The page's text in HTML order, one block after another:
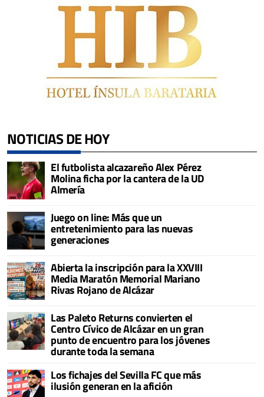
NOTICIAS DE HOY
El futbolista alcazareño Alex Pérez
Molina ficha por la cantera de la UD
Almería
Juego on line: Más que un
entretenimiento para las nuevas
generaciones
Abierta la inscripción para la XXVIII
Media Maratón Memorial Mariano
Rivas Rojano de Alcázar
Las Paleto Returns convierten el
Centro Cívico de Alcázar en un gran
punto de encuentro para los jóvenes
durante toda la semana
Los fichajes del Sevilla FC que más
ilusión generan en la afición